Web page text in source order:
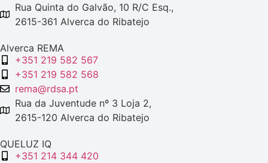
Rua Quinta do Galvão, 10 R/C Esq.,
2615-361 Alverca do Ribatejo
Alverca REMA
+351 219 582 567
+351 219 582 568
rema@rdsa.pt
Rua da Juventude nº 3 Loja 2,
2615-120 Alverca do Ribatejo
QUELUZ IQ
+351 214 344 420